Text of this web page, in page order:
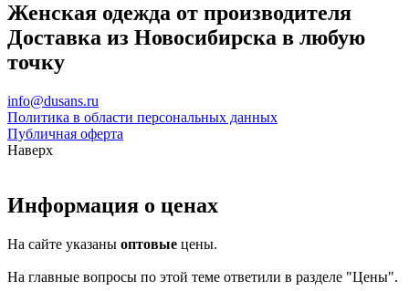
Женская одежда от производителя
Доставка из Новосибирска в любую
точку
info@dusans.ru
Политика в области персональных данных
Публичная оферта
Наверх
Информация о ценах
На сайте указаны оптовые цены.
На главные вопросы по этой теме ответили в разделе "Цены".